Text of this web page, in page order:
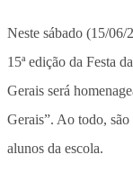
Neste sábado (15/
15ª edição da Festa
Gerais será
Gerais”. Ao todo,
alunos da escola.